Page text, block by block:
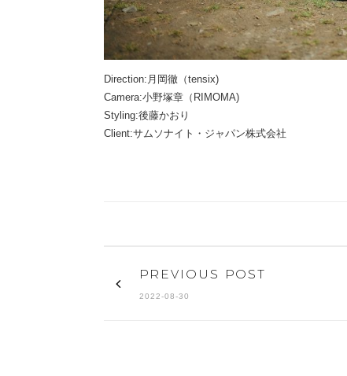
Direction:月岡徹（tensix)
Camera:小野塚章（RIMOMA)
Styling:後藤かおり
Client:サムソナイト・ジャパン株式会社
PREVIOUS POST
2022-08-30